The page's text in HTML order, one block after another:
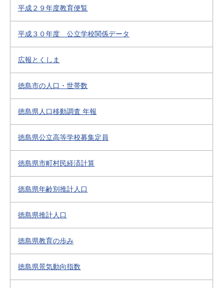
平成２９年度教育便覧
平成３０年度 公立学校関係データ
広報とくしま
徳島市の人口・世帯数
徳島県人口移動調査 年報
徳島県公立高等学校募集定員
徳島県市町村民経済計算
徳島県年齢別推計人口
徳島県推計人口
徳島県教育の歩み
徳島県景気動向指数